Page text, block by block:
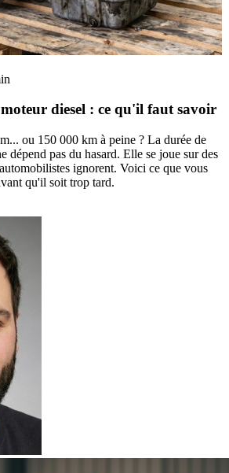
diesel : ce qu'il faut savoir
ou 150 000 km à peine ? La durée de
dépend pas du hasard. Elle se joue sur des
ignorent. Voici ce que vous
qu'il soit trop tard.